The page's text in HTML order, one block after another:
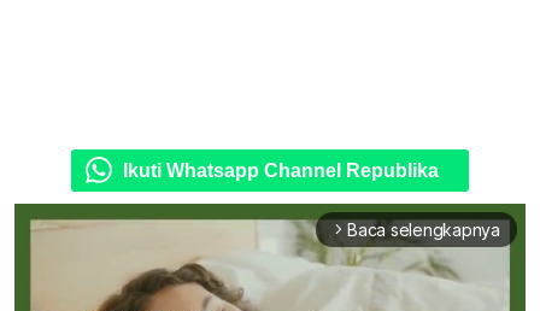
Ikuti Whatsapp Channel Republika
arrow_forward_ios Baca selengkapnya